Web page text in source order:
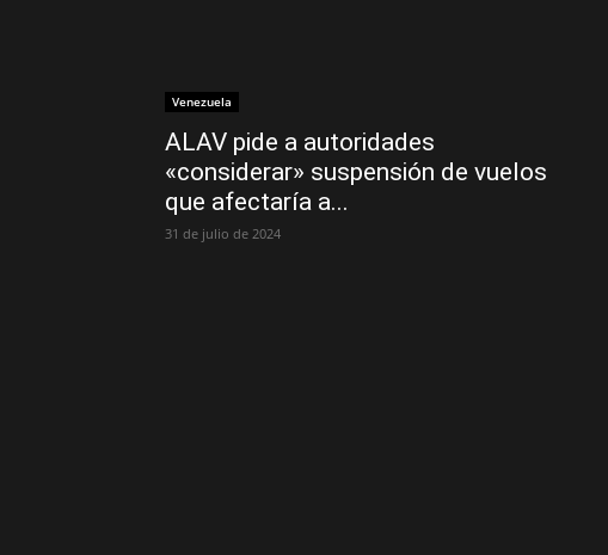
Venezuela
ALAV pide a autoridades
«considerar» suspensión de vuelos
que afectaría a...
31 de julio de 2024